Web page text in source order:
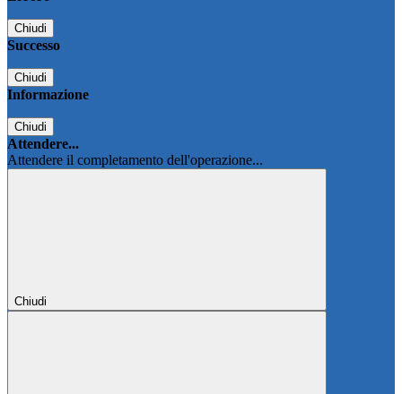
Chiudi
Successo
Chiudi
Informazione
Chiudi
Attendere...
Attendere il completamento dell'operazione...
Chiudi